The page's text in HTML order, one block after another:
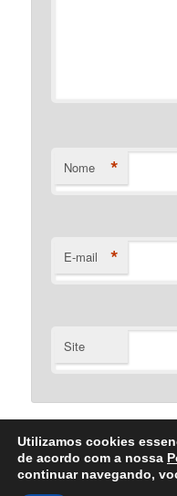
Nome *
E-mail *
Site
Utilizamos cookies
de acordo com a nossa
continuar navegando,